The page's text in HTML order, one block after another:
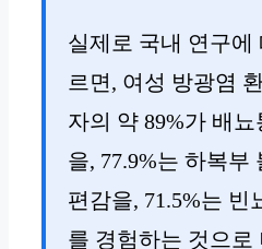
실제로 국내 연구에
르면, 여성 방광염
자의 약 89%가 배뇨
을, 77.9%는 하복부
편감을, 71.5%는 빈
를 경험하는 것으로